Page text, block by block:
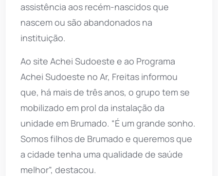
assistência aos recém-nascidos que
nascem ou são abandonados na
instituição.
Ao site Achei Sudoeste e ao Programa
Achei Sudoeste no Ar, Freitas informou
que, há mais de três anos, o grupo tem se
mobilizado em prol da instalação da
unidade em Brumado. “É um grande sonho.
Somos filhos de Brumado e queremos que
a cidade tenha uma qualidade de saúde
melhor”, destacou.